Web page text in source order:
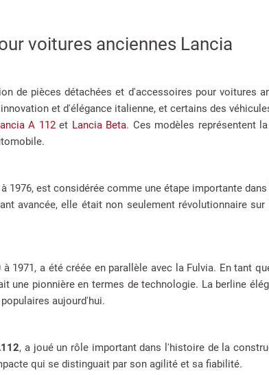
voitures anciennes Lancia
de pièces détachées et d'accessoires pour voitures
et d'élégance italienne, et certains des
A 112et Lancia Beta. Ces modèles représentent
à 1976, est considérée comme une étape importante
avancée, elle était non seulement révolutionnaire
à 1971, a été créée en parallèle avec la Fulvia. En tant
une pionnière en termes de technologie. La berline
aujourd'hui.
, a joué un rôle important dans l'histoire de la
qui se distinguait par son agilité et sa fiabilité.